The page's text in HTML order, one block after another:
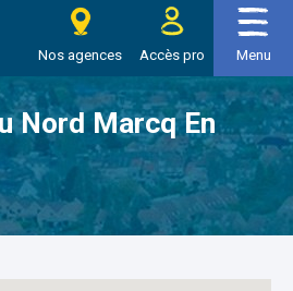
Nos agences Accès pro Menu
Remorques du Nord Marcq En Baroeul
Nord Marcq En